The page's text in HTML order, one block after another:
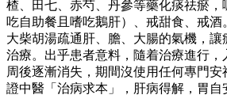
楂、田七、赤芍、丹參等藥化痰祛瘀，
吃自助餐且嗜吃鵝肝）、戒甜食、戒
大柴胡湯疏通肝、膽、大腸的氣機，
治療。出乎患者意料，隨着治療進行，
周後逐漸消失，期間沒使用任何專門
證中醫「治病求本」，肝病得解，胃自